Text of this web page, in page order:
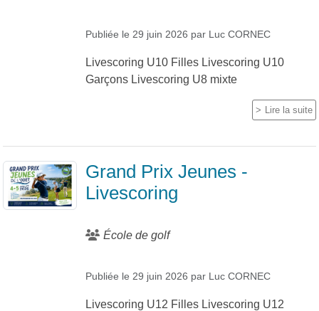
Publiée le 29 juin 2026 par Luc CORNEC
Livescoring U10 Filles Livescoring U10
Garçons Livescoring U8 mixte
Lire la suite
Grand Prix Jeunes -
Livescoring
École de golf
Publiée le 29 juin 2026 par Luc CORNEC
Livescoring U12 Filles Livescoring U12